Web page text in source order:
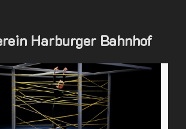
Harburger Bahnhof